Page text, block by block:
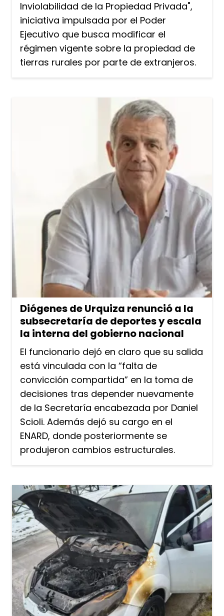
Inviolabilidad de la Propiedad Privada",
iniciativa impulsada por el Poder
Ejecutivo que busca modificar el
régimen vigente sobre la propiedad de
tierras rurales por parte de extranjeros.
Diógenes de Urquiza renunció a la
subsecretaría de deportes y escala
la interna del gobierno nacional
El funcionario dejó en claro que su salida
está vinculada con la “falta de
convicción compartida” en la toma de
decisiones tras depender nuevamente
de la Secretaría encabezada por Daniel
Scioli. Además dejó su cargo en el
ENARD, donde posteriormente se
produjeron cambios estructurales.